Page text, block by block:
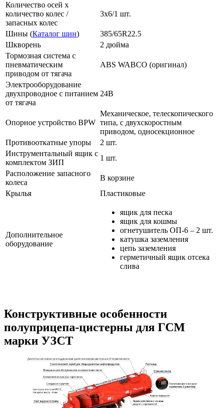
Количество осей х
количество колес /
запасных колес
3х6/1 шт.
Шины (Каталог шин)
385/65R22.5
Шкворень
2 дюйма
Тормозная система с
пневматическим
приводом от тягача
ABS WABCO (оригинал)
Электрооборудование
двухпроводное с питанием
от тягача
24В
Опорное устройство BPW
Механическое, телескопического
типа, с двухскоростным
приводом, односекционное
Противооткатные упоры
2 шт.
Инструментальный ящик с
комплектом ЗИП
1 шт.
Расположение запасного
колеса
В корзине
Крылья
Пластиковые
Дополнительное
оборудование
ящик для песка
ящик для кошмы
огнетушитель ОП-6 – 2 шт.
катушка заземления
цепь заземления
герметичный ящик отсека
слива
Конструктивные особенности
полуприцепа-цистерны для ГСМ
марки УЗСТ